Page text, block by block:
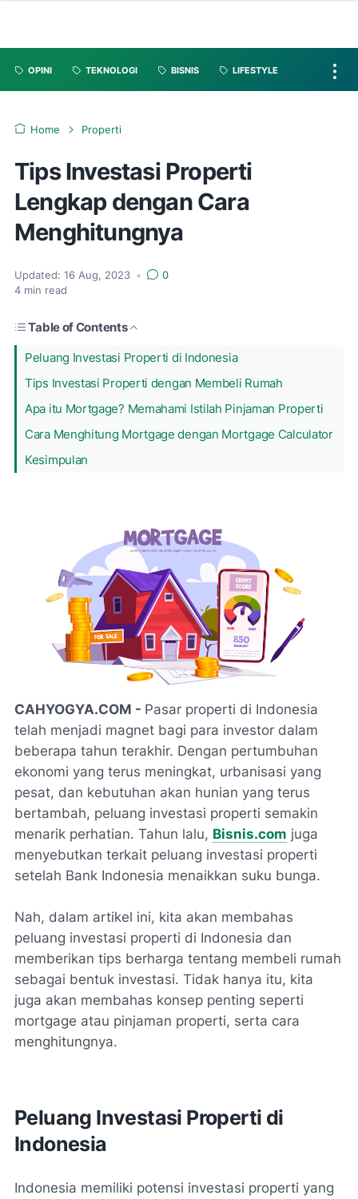
OPINI TEKNOLOGI BISNIS LIFESTYLE
Home Properti
Tips Investasi Properti
Lengkap dengan Cara
Menghitungnya
Updated: 16 Aug, 2023 •
0
4 min read
Table of Contents
Peluang Investasi Properti di Indonesia
Tips Investasi Properti dengan Membeli Rumah
Apa itu Mortgage? Memahami Istilah Pinjaman Properti
Cara Menghitung Mortgage dengan Mortgage Calculator
Kesimpulan
CAHYOGYA.COM - Pasar properti di Indonesia
telah menjadi magnet bagi para investor dalam
beberapa tahun terakhir. Dengan pertumbuhan
ekonomi yang terus meningkat, urbanisasi yang
pesat, dan kebutuhan akan hunian yang terus
bertambah, peluang investasi properti semakin
menarik perhatian. Tahun lalu, Bisnis.com juga
menyebutkan terkait peluang investasi properti
setelah Bank Indonesia menaikkan suku bunga.
Nah, dalam artikel ini, kita akan membahas
peluang investasi properti di Indonesia dan
memberikan tips berharga tentang membeli rumah
sebagai bentuk investasi. Tidak hanya itu, kita
juga akan membahas konsep penting seperti
mortgage atau pinjaman properti, serta cara
menghitungnya.
Peluang Investasi Properti di
Indonesia
Indonesia memiliki potensi investasi properti yang